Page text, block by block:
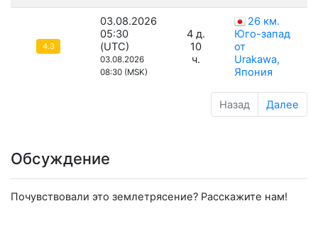
4.3
03.08.2026
05:30
(UTC)
03.08.2026
08:30 (MSK)
4 д.
10
ч.
26 км.
Юго-запад
от
Urakawa,
Япония
Назад Далее
Обсуждение
Почувствовали это землетрясение? Расскажите нам!